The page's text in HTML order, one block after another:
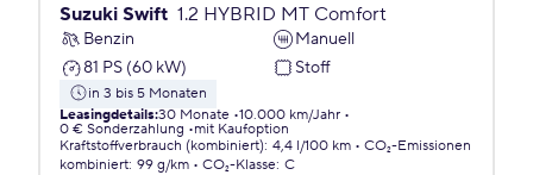
Suzuki Swift 1.2 HYBRID MT Comfort
Benzin
Manuell
81 PS (60 kW)
Stoff
in 3 bis 5 Monaten
Leasingdetails:30 Monate 10.000 km/Jahr
0 € Sonderzahlung
mit Kaufoption
Kraftstoffverbrauch (kombiniert): 4,4 l/100 km
CO₂-Emissionen
kombiniert: 99 g/km CO₂-Klasse: C